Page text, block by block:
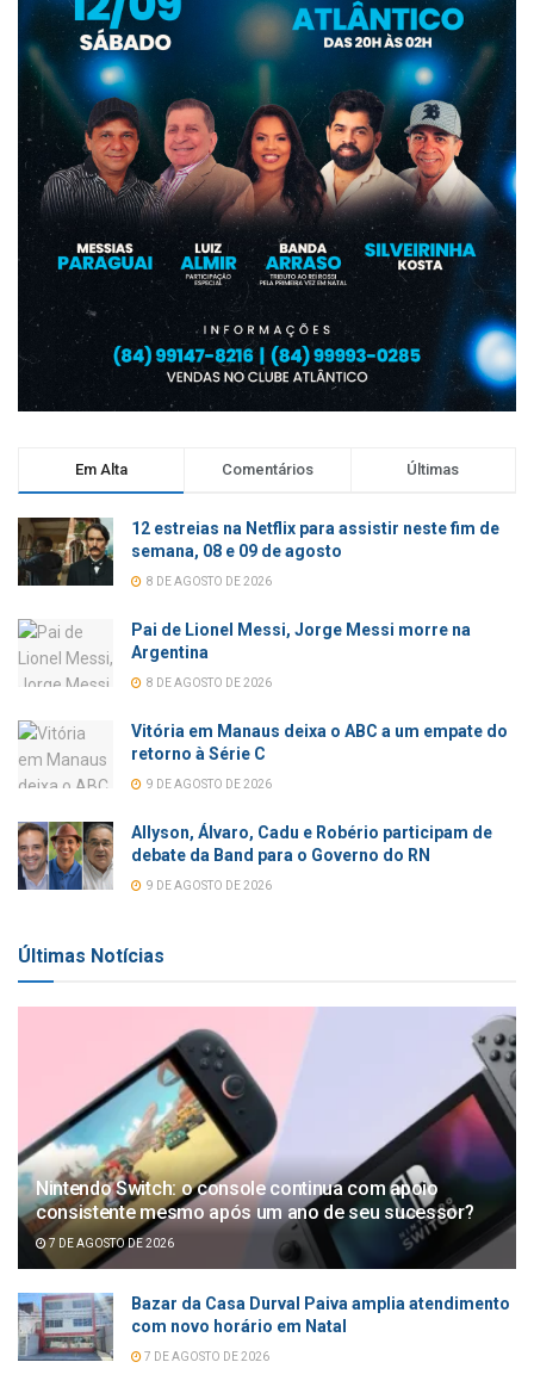
Em Alta Comentários Últimas
12 estreias na Netflix para assistir neste fim de
semana, 08 e 09 de agosto
8 DE AGOSTO DE 2026
Pai de Lionel Messi, Jorge Messi morre na
Argentina
8 DE AGOSTO DE 2026
Vitória em Manaus deixa o ABC a um empate do
retorno à Série C
9 DE AGOSTO DE 2026
Allyson, Álvaro, Cadu e Robério participam de
debate da Band para o Governo do RN
9 DE AGOSTO DE 2026
Últimas Notícias
Nintendo Switch: o console continua com apoio
consistente mesmo após um ano de seu sucessor?
7 DE AGOSTO DE 2026
Bazar da Casa Durval Paiva amplia atendimento
com novo horário em Natal
7 DE AGOSTO DE 2026